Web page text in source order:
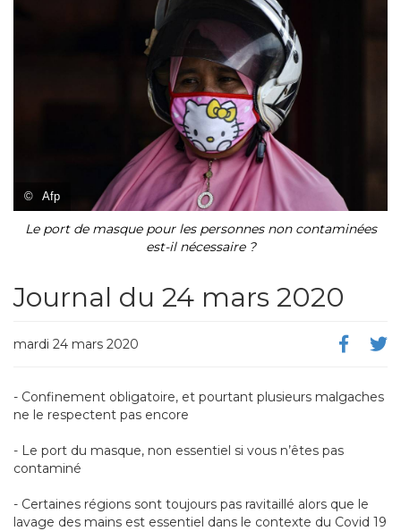
© Afp
Le port de masque pour les personnes non contaminées
est-il nécessaire ?
Journal du 24 mars 2020
mardi 24 mars 2020
- Confinement obligatoire, et pourtant plusieurs malgaches
ne le respectent pas encore
- Le port du masque, non essentiel si vous n’êtes pas
contaminé
- Certaines régions sont toujours pas ravitaillé alors que le
lavage des mains est essentiel dans le contexte du Covid 19